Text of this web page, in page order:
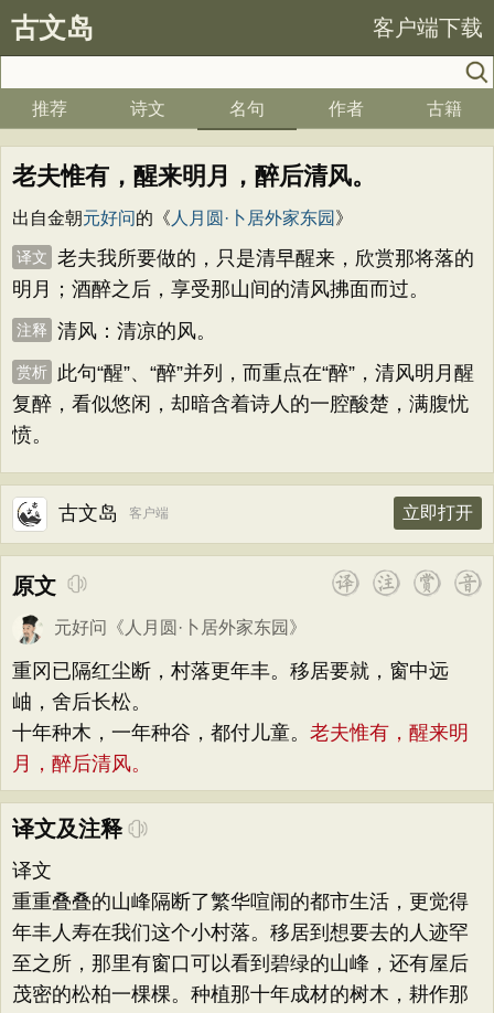
古文岛 客户端下载
推荐 诗文 名句 作者 古籍
老夫惟有，醒来明月，醉后清风。
出自金朝元好问的《 人月圆·卜居外家东园 》
译文
老夫我所要做的，只是清早醒来，欣赏那将落的
明月；酒醉之后，享受那山间的清风拂面而过。
注释 清风：清凉的风。
赏析
此句“醒”、“醉”并列，而重点在“醉”，清风明月醒
复醉，看似悠闲，却暗含着诗人的一腔酸楚，满腹忧
愤。
古文岛 客户端 立即打开
原文
元好问 《 人月圆·卜居外家东园 》
重冈已隔红尘断，村落更年丰。移居要就，窗中远
岫，舍后长松。
十年种木，一年种谷，都付儿童。 老夫惟有，醒来明
月，醉后清风。
译文及注释
译文
重重叠叠的山峰隔断了繁华喧闹的都市生活，更觉得
年丰人寿在我们这个小村落。移居到想要去的人迹罕
至之所，那里有窗口可以看到碧绿的山峰，还有屋后
茂密的松柏一棵棵。种植那十年成材的树木，耕作那